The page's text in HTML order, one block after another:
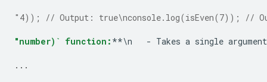
"4)); // Output: true\nconsole.log(isEven(7)); //
"number)` function: **\n   - Takes a single
...